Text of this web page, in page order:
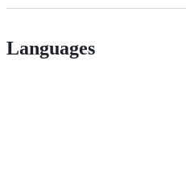
Languages